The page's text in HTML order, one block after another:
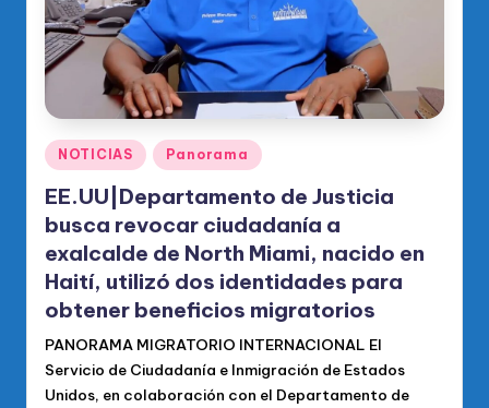
Publicado
en
NOTICIAS Panorama
EE.UU|Departamento de Justicia
busca revocar ciudadanía a
exalcalde de North Miami, nacido en
Haití, utilizó dos identidades para
obtener beneficios migratorios
PANORAMA MIGRATORIO INTERNACIONAL El
Servicio de Ciudadanía e Inmigración de Estados
Unidos, en colaboración con el Departamento de